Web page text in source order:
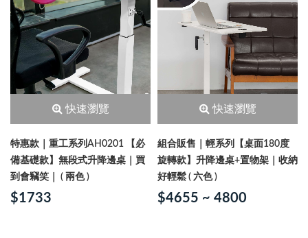
快速瀏覽
特惠款｜重工系列AH0201 【必
備基礎款】無段式升降邊桌｜買
到會竊笑｜ ( 兩色 )
$1733
快速瀏覽
組合販售｜輕系列【桌面180度
旋轉款】升降邊桌+置物架｜收納
好輕鬆 ( 六色 )
$4655 ~ 4800